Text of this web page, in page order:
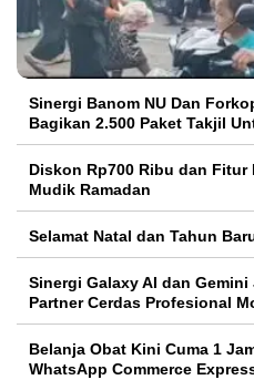
Sinergi Banom NU Dan
Bagikan 2.500 Paket Takjil
Diskon Rp700 Ribu dan Fitur
Mudik Ramadan
Selamat Natal dan Tahun
Sinergi Galaxy AI dan
Partner Cerdas Profesional
Belanja Obat Kini Cuma 1
WhatsApp Commerce